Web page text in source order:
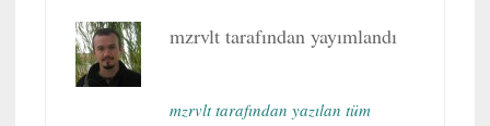
mzrvlt tarafından yayımlandı
mzrvlt tarafından yazılan tüm